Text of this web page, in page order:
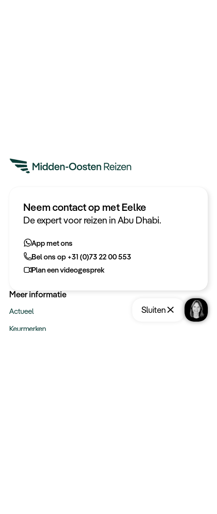
Sluiten
Neem contact op met Eelke
De expert voor reizen in Abu Dhabi.
App met ons
Bel ons op +31 (0)73 22 00 553
Plan een videogesprek
Heeft u een vraag?
Bel ons op +31 (0)73 22 00 553
Plan een videogesprek
Meer informatie
Actueel
Keurmerken